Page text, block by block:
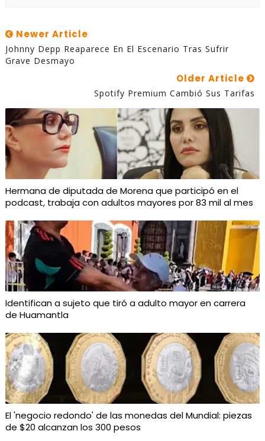
Newer Article
Johnny Depp Reaparece En El Escenario Tras Sufrir
Grave Desmayo
Older Article
Spotify Premium Cambió Sus Tarifas
Hermana de diputada de Morena que participó en el
podcast, trabaja con adultos mayores por 83 mil al mes
Identifican a sujeto que tiró a adulto mayor en carrera
de Huamantla
El 'negocio redondo' de las monedas del Mundial: piezas
de $20 alcanzan los 300 pesos